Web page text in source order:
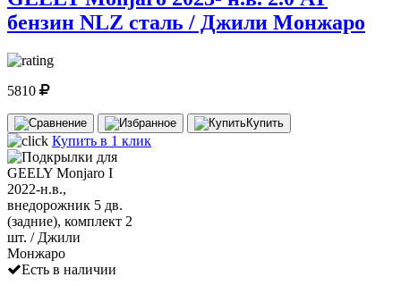
бензин NLZ сталь / Джили Монжаро
5810
Купить
Купить в 1 клик
Есть в наличии